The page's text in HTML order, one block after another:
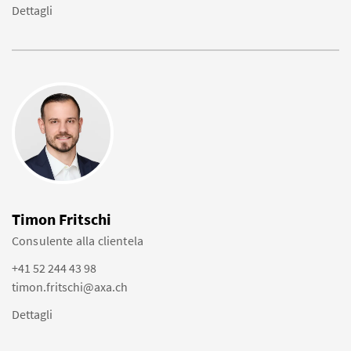
Dettagli
Timon Fritschi
Consulente alla clientela
+41 52 244 43 98
timon.fritschi@axa.ch
Dettagli